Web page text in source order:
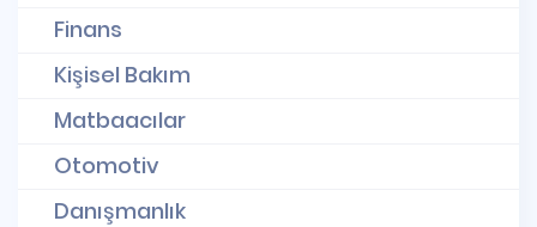
Finans
Kişisel Bakım
Matbaacılar
Otomotiv
Danışmanlık